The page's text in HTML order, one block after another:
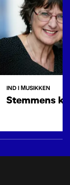
IND I MUSIKKEN
Stemmens